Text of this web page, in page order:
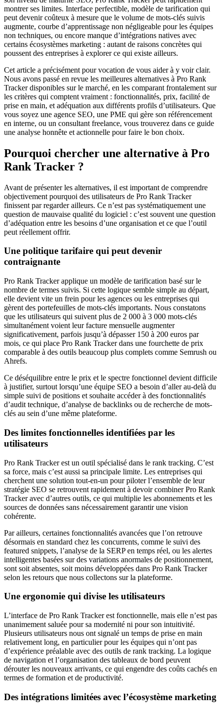
montrer ses limites. Interface perfectible, modèle de tarification qui
peut devenir coûteux à mesure que le volume de mots-clés suivis
augmente, courbe d’apprentissage non négligeable pour les équipes
non techniques, ou encore manque d’intégrations natives avec
certains écosystèmes marketing : autant de raisons concrètes qui
poussent des entreprises à explorer ce qui existe ailleurs.
Cet article a précisément pour vocation de vous aider à y voir clair.
Nous avons passé en revue les meilleures alternatives à Pro Rank
Tracker disponibles sur le marché, en les comparant frontalement sur
les critères qui comptent vraiment : fonctionnalités, prix, facilité de
prise en main, et adéquation aux différents profils d’utilisateurs. Que
vous soyez une agence SEO, une PME qui gère son référencement
en interne, ou un consultant freelance, vous trouverez dans ce guide
une analyse honnête et actionnelle pour faire le bon choix.
Pourquoi chercher une alternative à Pro
Rank Tracker ?
Avant de présenter les alternatives, il est important de comprendre
objectivement pourquoi des utilisateurs de Pro Rank Tracker
finissent par regarder ailleurs. Ce n’est pas systématiquement une
question de mauvaise qualité du logiciel : c’est souvent une question
d’adéquation entre les besoins d’une organisation et ce que l’outil
peut réellement offrir.
Une politique tarifaire qui peut devenir
contraignante
Pro Rank Tracker applique un modèle de tarification basé sur le
nombre de termes suivis. Si cette logique semble simple au départ,
elle devient vite un frein pour les agences ou les entreprises qui
gèrent des portefeuilles de mots-clés importants. Nous constatons
que les utilisateurs qui suivent plus de 2 000 à 3 000 mots-clés
simultanément voient leur facture mensuelle augmenter
significativement, parfois jusqu’à dépasser 150 à 200 euros par
mois, ce qui place Pro Rank Tracker dans une fourchette de prix
comparable à des outils beaucoup plus complets comme Semrush ou
Ahrefs.
Ce déséquilibre entre le prix et le spectre fonctionnel devient difficile
à justifier, surtout lorsqu’une équipe SEO a besoin d’aller au-delà du
simple suivi de positions et souhaite accéder à des fonctionnalités
d’audit technique, d’analyse de backlinks ou de recherche de mots-
clés au sein d’une même plateforme.
Des limites fonctionnelles identifiées par les
utilisateurs
Pro Rank Tracker est un outil spécialisé dans le rank tracking. C’est
sa force, mais c’est aussi sa principale limite. Les entreprises qui
cherchent une solution tout-en-un pour piloter l’ensemble de leur
stratégie SEO se retrouvent rapidement à devoir combiner Pro Rank
Tracker avec d’autres outils, ce qui multiplie les abonnements et les
sources de données sans nécessairement garantir une vision
cohérente.
Par ailleurs, certaines fonctionnalités avancées que l’on retrouve
désormais en standard chez les concurrents, comme le suivi des
featured snippets, l’analyse de la SERP en temps réel, ou les alertes
intelligentes basées sur des variations anormales de positionnement,
sont soit absentes, soit moins développées dans Pro Rank Tracker
selon les retours que nous collectons sur la plateforme.
Une ergonomie qui divise les utilisateurs
L’interface de Pro Rank Tracker est fonctionnelle, mais elle n’est pas
unanimement saluée pour sa modernité ni pour son intuitivité.
Plusieurs utilisateurs nous ont signalé un temps de prise en main
relativement long, en particulier pour les équipes qui n’ont pas
d’expérience préalable avec des outils de rank tracking. La logique
de navigation et l’organisation des tableaux de bord peuvent
dérouter les nouveaux arrivants, ce qui engendre des coûts cachés en
termes de formation et de productivité.
Des intégrations limitées avec l’écosystème marketing